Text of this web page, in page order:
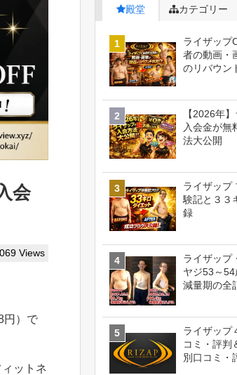
会
Views
円）で
ットネ
殿堂 カテゴリー
ライザップ
者の動画・
のリバウン
【2026年
入会金が無
法大公開
ライザップ
験記と３３
録
ライザップ
ヤジ53～
減量期の全
ライザップ
コミ・評判
別口コミ・